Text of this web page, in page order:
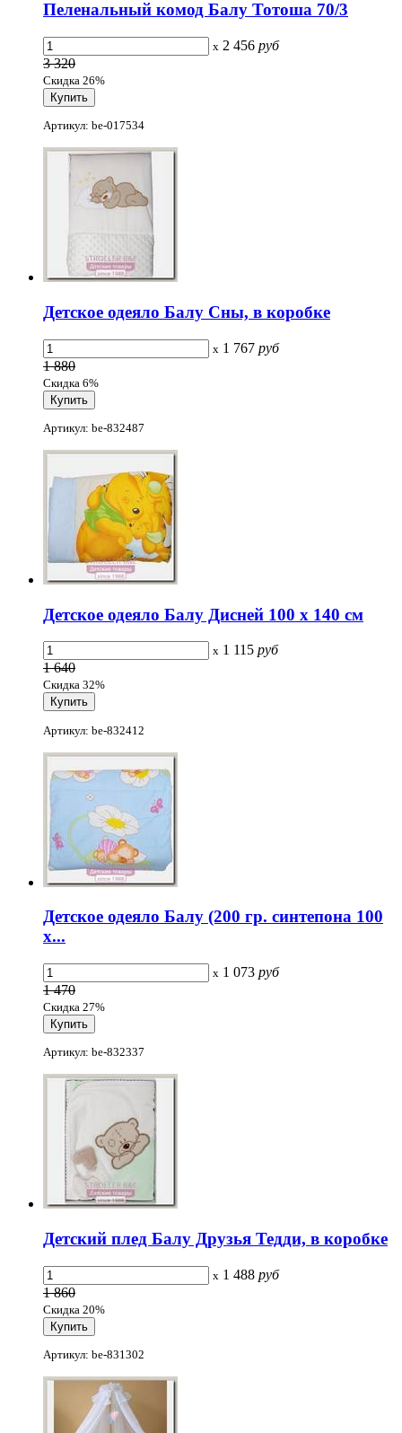
Пеленальный комод Балу Тотоша 70/3
x 2 456 руб
3 320
Скидка 26%
Артикул: be-017534
Детское одеяло Балу Сны, в коробке
x 1 767 руб
1 880
Скидка 6%
Артикул: be-832487
Детское одеяло Балу Дисней 100 х 140 см
x 1 115 руб
1 640
Скидка 32%
Артикул: be-832412
Детское одеяло Балу (200 гр. синтепона 100
х...
x 1 073 руб
1 470
Скидка 27%
Артикул: be-832337
Детский плед Балу Друзья Тедди, в коробке
x 1 488 руб
1 860
Скидка 20%
Артикул: be-831302